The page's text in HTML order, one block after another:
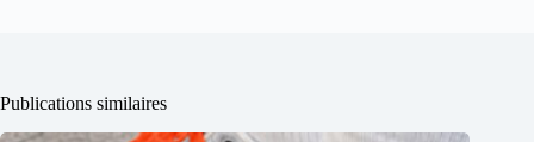
Publications similaires